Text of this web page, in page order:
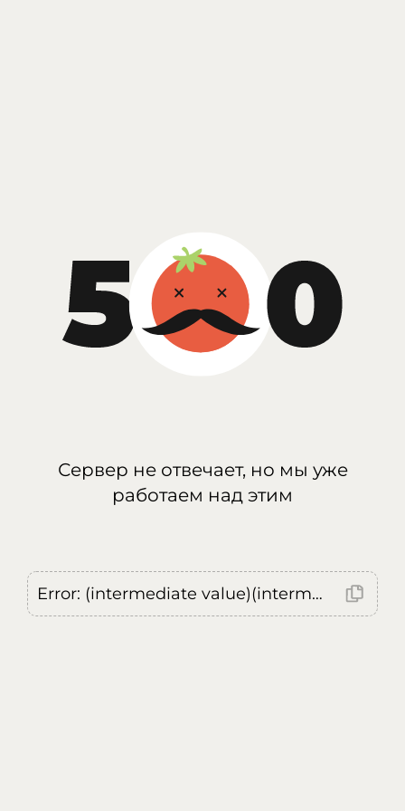
Сервер не отвечает, но мы уже
работаем над этим
Error: (intermediate value)(intermediate value)(intermediate value).replaceAll is not a function